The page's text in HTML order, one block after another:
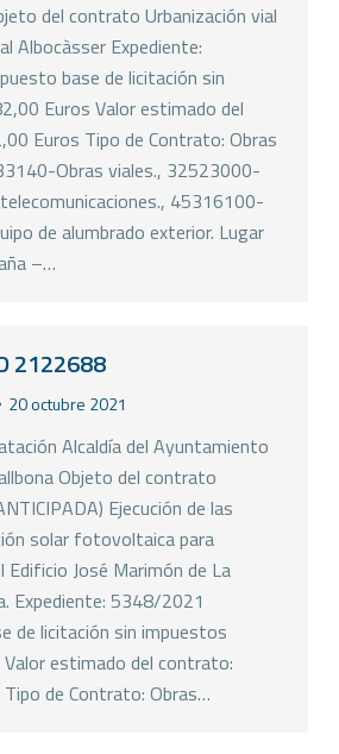
del contrato Urbanización vial
Albocàsser Expediente:
base de licitación sin
Euros Valor estimado del
Euros Tipo de Contrato: Obras
Obras viales., 32523000-
45316100-
de alumbrado exterior. Lugar
–…
2122688
20 octubre 2021
Alcaldía del Ayuntamiento
Objeto del contrato
Ejecución de las
solar fotovoltaica para
José Marimón de La
Expediente: 5348/2021
de licitación sin impuestos
estimado del contrato:
de Contrato: Obras…